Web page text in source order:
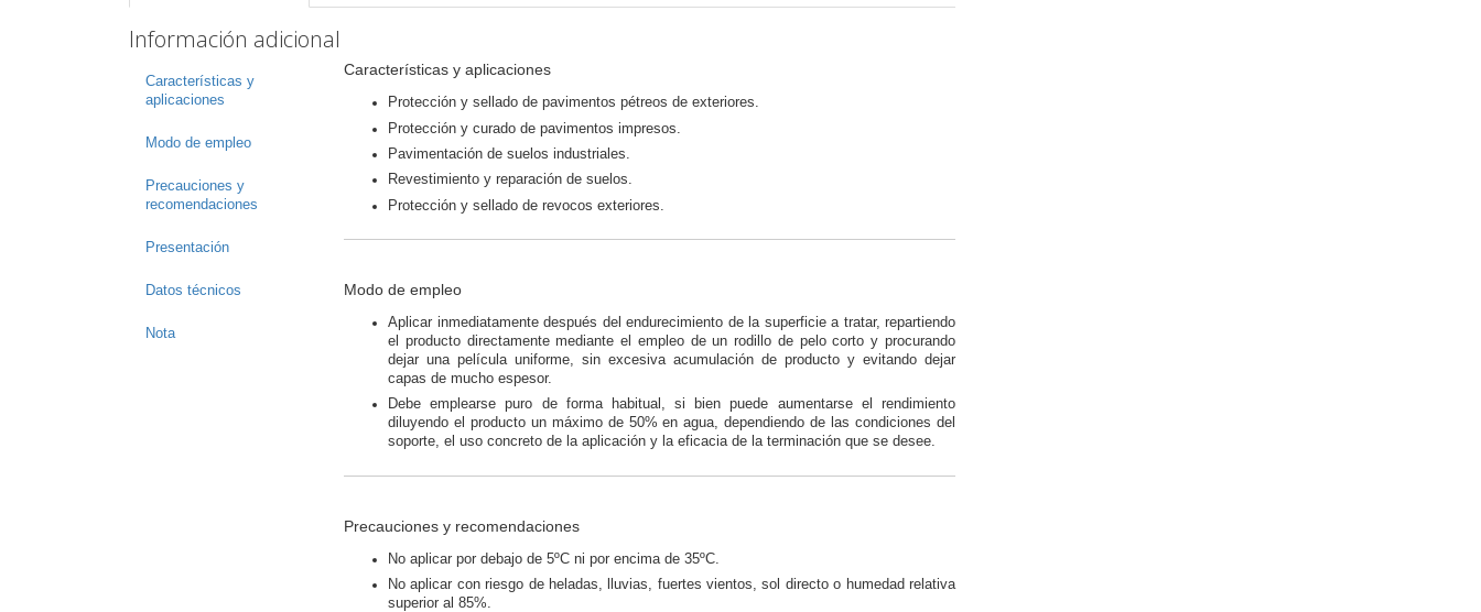
Información adicional
Características y
aplicaciones
Modo de empleo
Precauciones y
recomendaciones
Presentación
Datos técnicos
Nota
Características y aplicaciones
Protección y sellado de pavimentos pétreos de exteriores.
Protección y curado de pavimentos impresos.
Pavimentación de suelos industriales.
Revestimiento y reparación de suelos.
Protección y sellado de revocos exteriores.
Modo de empleo
Aplicar inmediatamente después del endurecimiento de la superficie a tratar, repartiendo
el producto directamente mediante el empleo de un rodillo de pelo corto y procurando
dejar una película uniforme, sin excesiva acumulación de producto y evitando dejar
capas de mucho espesor.
Debe emplearse puro de forma habitual, si bien puede aumentarse el rendimiento
diluyendo el producto un máximo de 50% en agua, dependiendo de las condiciones del
soporte, el uso concreto de la aplicación y la eficacia de la terminación que se desee.
Precauciones y recomendaciones
No aplicar por debajo de 5ºC ni por encima de 35ºC.
No aplicar con riesgo de heladas, lluvias, fuertes vientos, sol directo o humedad relativa
superior al 85%.